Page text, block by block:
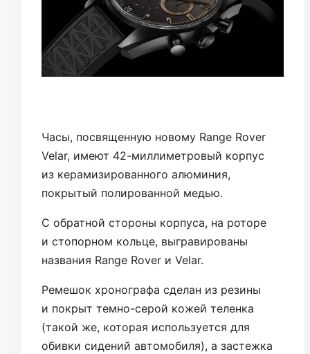
Часы, посвященную новому Range Rover
Velar, имеют 42-миллиметровый корпус
из керамизированного алюминия,
покрытый полированной медью.
С обратной стороны корпуса, на роторе
и стопорном кольце, выгравированы
названия Range Rover и Velar.
Ремешок хронографа сделан из резины
и покрыт темно-серой кожей теленка
(такой же, которая используется для
обивки сидений автомобиля), а застежка